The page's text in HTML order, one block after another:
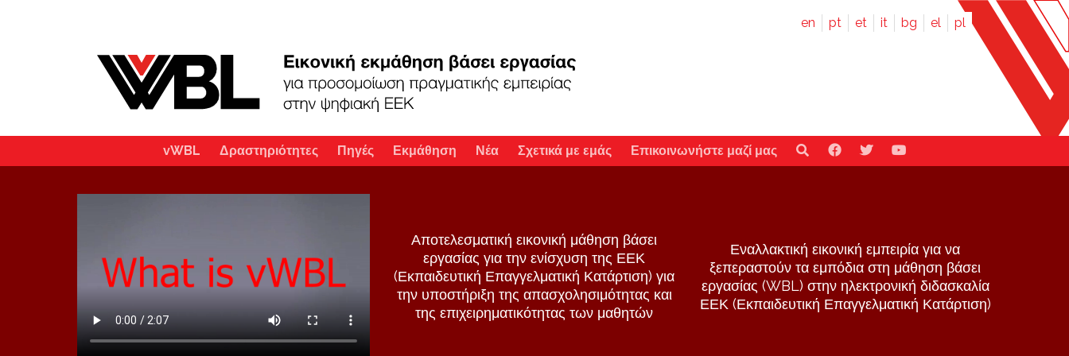
en pt et it bg el pl
vWBL Δραστηριότητες Πηγές Εκμάθηση Νέα Σχετικά με εμάς Επικοινωνήστε μαζί μας
Αποτελεσματική εικονική μάθηση βάσει
εργασίας για την ενίσχυση της ΕΕΚ
(Εκπαιδευτική Επαγγελματική Κατάρτιση) για
την υποστήριξη της απασχολησιμότητας και
της επιχειρηματικότητας των μαθητών
Εναλλακτική εικονική εμπειρία για να
ξεπεραστούν τα εμπόδια στη μάθηση βάσει
εργασίας (WBL) στην ηλεκτρονική διδασκαλία
ΕΕΚ (Εκπαιδευτική Επαγγελματική Κατάρτιση)